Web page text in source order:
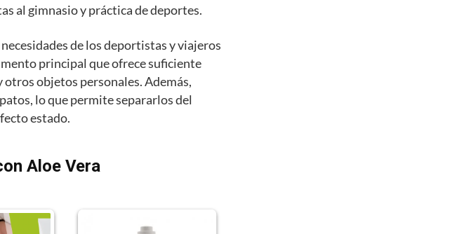
al gimnasio y práctica de deportes.
de los deportistas y viajeros
principal que ofrece suficiente
otros objetos personales. Además,
lo que permite separarlos del
estado.
Aloe Vera